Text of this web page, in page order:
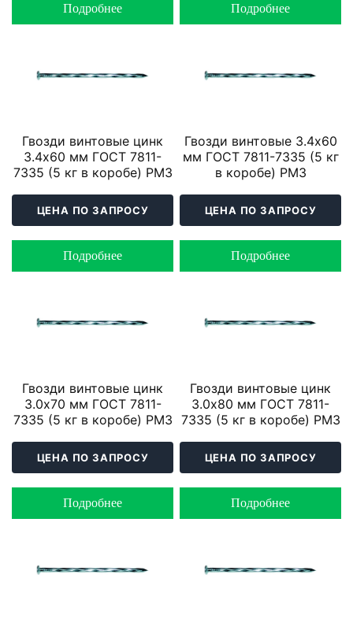
Подробнее Подробнее
Гвозди винтовые цинк
3.4х60 мм ГОСТ 7811-
7335 (5 кг в коробе) РМЗ
ЦЕНА ПО ЗАПРОСУ
Подробнее
Гвозди винтовые 3.4х60
мм ГОСТ 7811-7335 (5 кг
в коробе) РМЗ
ЦЕНА ПО ЗАПРОСУ
Подробнее
Гвозди винтовые цинк
3.0х70 мм ГОСТ 7811-
7335 (5 кг в коробе) РМЗ
ЦЕНА ПО ЗАПРОСУ
Подробнее
Гвозди винтовые цинк
3.0х80 мм ГОСТ 7811-
7335 (5 кг в коробе) РМЗ
ЦЕНА ПО ЗАПРОСУ
Подробнее